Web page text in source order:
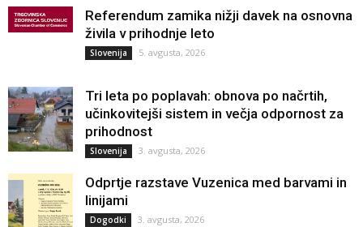
Referendum zamika nižji davek na osnovna
živila v prihodnje leto
Slovenija 5. avgusta, 2026
Tri leta po poplavah: obnova po načrtih,
učinkovitejši sistem in večja odpornost za
prihodnost
Slovenija 3. avgusta, 2026
Odprtje razstave Vuzenica med barvami in
linijami
Dogodki 3. avgusta, 2026